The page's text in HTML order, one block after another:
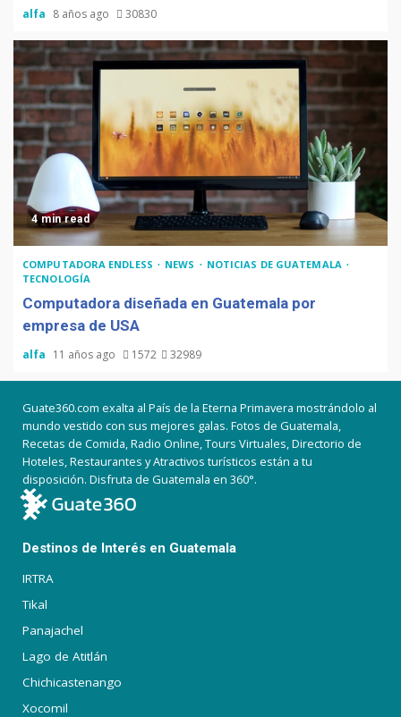
alfa 8 años ago 30830
4 min read
COMPUTADORA ENDLESS NEWS
NOTICIAS DE GUATEMALA
TECNOLOGÍA
Computadora diseñada en Guatemala por
empresa de USA
alfa 11 años ago 1572 32989
Guate360.com exalta al País de la Eterna Primavera mostrándolo al
mundo vestido con sus mejores galas. Fotos de Guatemala,
Recetas de Comida, Radio Online, Tours Virtuales, Directorio de
Hoteles, Restaurantes y Atractivos turísticos están a tu
disposición. Disfruta de Guatemala en 360°.
Destinos de Interés en Guatemala
IRTRA
Tikal
Panajachel
Lago de Atitlán
Chichicastenango
Xocomil